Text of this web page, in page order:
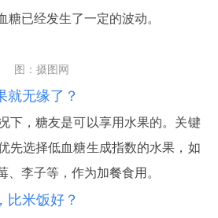
糖已经发生了一定的波动。
图：摄图网
就无缘了？
下，糖友是可以享用水果的。关键
先选择低血糖生成指数的水果，如
、李子等，作为加餐食用。
比米饭好？